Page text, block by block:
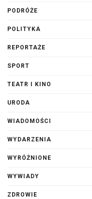
PODRÓŻE
POLITYKA
REPORTAŻE
SPORT
TEATR I KINO
URODA
WIADOMOŚCI
WYDARZENIA
WYRÓŻNIONE
WYWIADY
ZDROWIE